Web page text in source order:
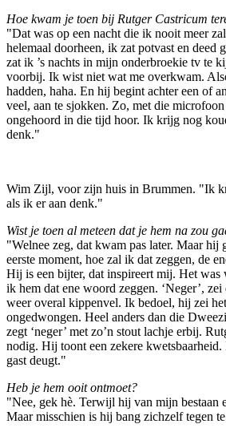
Hoe kwam je toen bij Rutger Castricum
"Dat was op een nacht die ik nooit meer
helemaal doorheen, ik zat potvast en deed
zat ik ’s nachts in mijn onderbroekie tv te
voorbij. Ik wist niet wat me overkwam.
hadden, haha. En hij begint achter een of
veel, aan te sjokken. Zo, met die
ongehoord in die tijd hoor. Ik krijg nog
denk."
Wim Zijl, voor zijn huis in Brummen. "Ik
als ik er aan denk."
Wist je toen al meteen dat je hem na zou
"Welnee zeg, dat kwam pas later. Maar hij
eerste moment, hoe zal ik dat zeggen, de
Hij is een bijter, dat inspireert mij. Het was
ik hem dat ene woord zeggen. ‘Neger’,
weer overal kippenvel. Ik bedoel, hij zei
ongedwongen. Heel anders dan die
zegt ‘neger’ met zo’n stout lachje erbij.
nodig. Hij toont een zekere
gast deugt."
Heb je hem ooit ontmoet?
"Nee, gek hè. Terwijl hij van mijn bestaan
Maar misschien is hij bang zichzelf tegen